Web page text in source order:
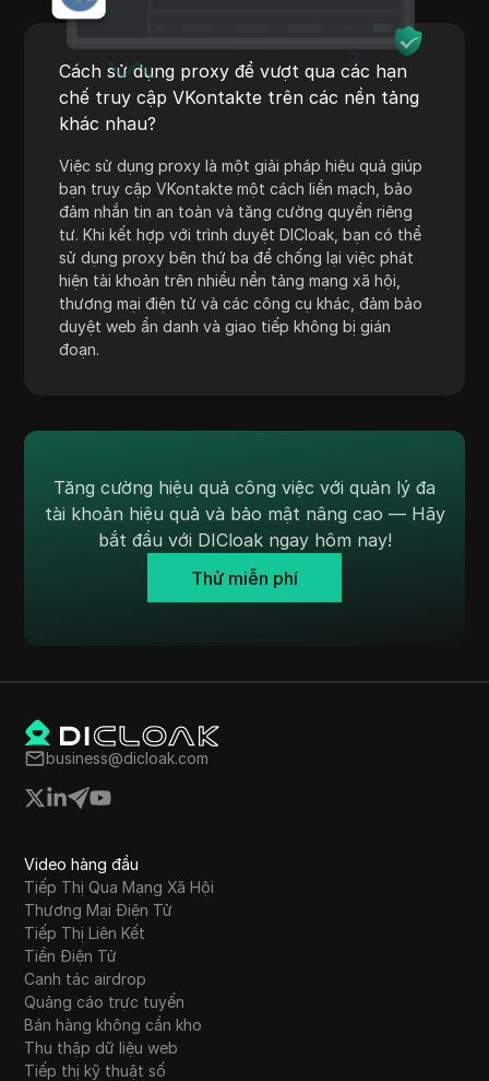
Shopify
Skrill
Snapchat
SoundCloud
Spotify
Square
Stripe
Taboola
Target
TransferWise
Tumblr
Vimeo
VKontakte
Wayfair
WebMoney
WeChat
Western Union
WhatsApp Business
Wish
Cách sử dụng proxy để vượt qua các hạn
chế truy cập VKontakte trên các nền tảng
khác nhau?
Việc sử dụng proxy là một giải pháp hiệu quả giúp
bạn truy cập VKontakte một cách liền mạch, bảo
đảm nhắn tin an toàn và tăng cường quyền riêng
tư. Khi kết hợp với trình duyệt DICloak, bạn có thể
sử dụng proxy bên thứ ba để chống lại việc phát
hiện tài khoản trên nhiều nền tảng mạng xã hội,
thương mại điện tử và các công cụ khác, đảm bảo
duyệt web ẩn danh và giao tiếp không bị gián
đoạn.
Tăng cường hiệu quả công việc với quản lý đa
tài khoản hiệu quả và bảo mật nâng cao — Hãy
bắt đầu với DICloak ngay hôm nay!
Thử miễn phí
business@dicloak.com
Video hàng đầu
Tiếp Thị Qua Mạng Xã Hội
Thương Mại Điện Tử
Tiếp Thị Liên Kết
Tiền Điện Tử
Canh tác airdrop
Quảng cáo trực tuyến
Bán hàng không cần kho
Thu thập dữ liệu web
Tiếp thị kỹ thuật số